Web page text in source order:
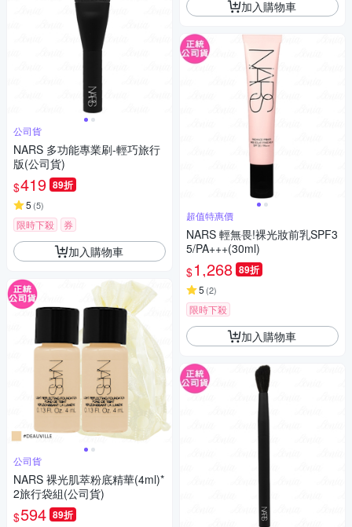
公司貨
NARS 多功能專業刷-輕巧旅行
版(公司貨)
$419 89折
5 (5)
限時下殺 券
加入購物車
公司貨
NARS 裸光肌萃粉底精華(4ml)*
2旅行袋組(公司貨)
$594 89折
加入購物車
超值特惠價
NARS 輕無畏!裸光妝前乳SPF3
5/PA+++(30ml)
$1,268 89折
5 (2)
限時下殺
加入購物車